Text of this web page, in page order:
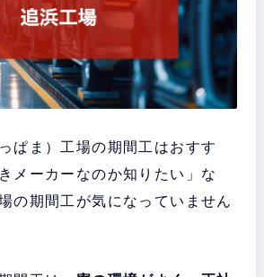
ぱま）工場の期間工はおすす
メーカーなのか知りたい」な
の期間工が気になっていません